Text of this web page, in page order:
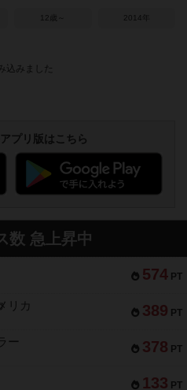
12歳～ 2014年
数 急上昇中
574 PT
389 PT
リカ
ー
まだ生きている～